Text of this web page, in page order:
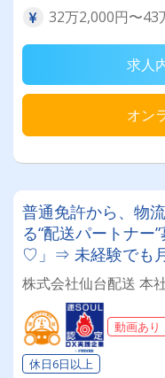
32万2,000円〜43
求人
オン
普通免許から、物
る“配送パートナー
♡」⇒ 未経験でも
株式会社仙台配送 本
動画あり
休日6日以上